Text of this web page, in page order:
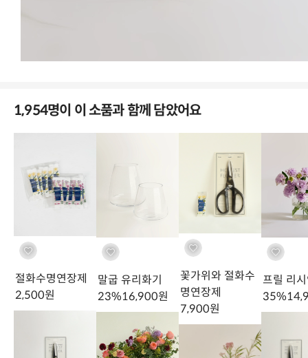
화이트
S
28%12,900원
17,900원
투명
7%14,900
16,000
담기
에포크 이지 화병 (+침봉 set)
옐로우 혼합
투명/ M
16,900원
원
재입고 알림
이대로 주문하기
1,954명이 이 소품과 함께 담았어요
절화수명연장제
2,500원
말굽 유리화기
23%16,900원
꽃가위와 절화수
명연장제
7,900원
프릴 리
35%